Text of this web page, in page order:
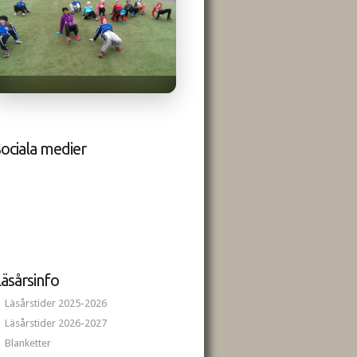
medier
Läsårstider 2025-2026
Läsårstider 2026-2027
Blanketter